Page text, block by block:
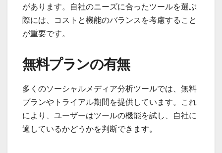
があります。自社のニーズに合ったツールを選ぶ
際には、コストと機能のバランスを考慮すること
が重要です。
無料プランの有無
多くのソーシャルメディア分析ツールでは、無料
プランやトライアル期間を提供しています。これ
により、ユーザーはツールの機能を試し、自社に
適しているかどうかを判断できます。